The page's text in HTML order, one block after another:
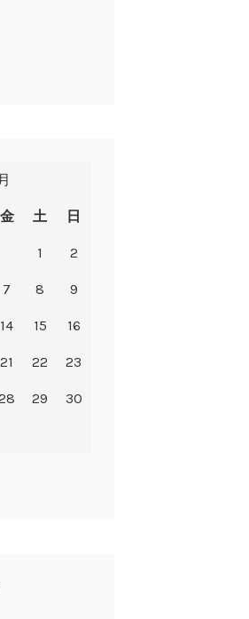
金 土 日
1 2
7 8 9
14 15 16
21 22 23
29 30